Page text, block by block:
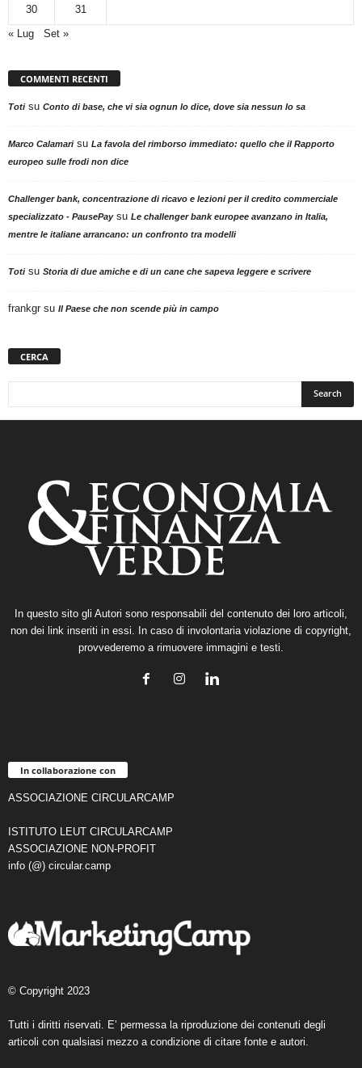
30
31
« Lug
Set »
COMMENTI RECENTI
Totisu Conto di base, che vi sia ognun lo dice, dove sia nessun lo sa
Marco Calamarisu La favola del rimborso immediato: quello che il Rapporto
europeo sulle frodi non dice
Challenger bank, concentrazione di ricavo e lezioni per il credito commerciale
specializzato - PausePaysu Le challenger bank europee avanzano in Italia,
mentre le italiane arrancano: un confronto tra modelli
Totisu Storia di due amiche e di un cane che sapeva leggere e scrivere
frankgr su Il Paese che non scende più in campo
CERCA
In questo sito gli Autori sono responsabili del contenuto dei loro articoli,
non dei link inseriti in essi. In caso di involontaria violazione di copyright,
provvederemo a rimuovere immagini e testi.
In collaborazione con
ASSOCIAZIONE CIRCULARCAMP
ISTITUTO LEUT CIRCULARCAMP
ASSOCIAZIONE NON-PROFIT
info (@) circular.camp
© Copyright 2023
Tutti i diritti riservati. E’ permessa la riproduzione dei contenuti degli
articoli con qualsiasi mezzo a condizione di citare fonte e autori.